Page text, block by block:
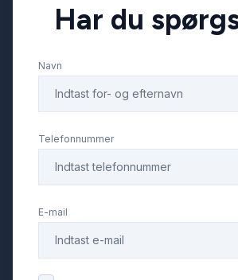
Har du
Navn
Telefonnummer
E-mail